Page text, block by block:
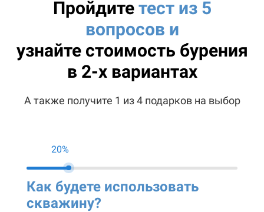
Пройдитетест из 5
вопросов и
узнайте стоимость бурения
в 2-х вариантах
А также получите 1 из 4 подарков на выбор
20%
Как будете использовать
скважину?